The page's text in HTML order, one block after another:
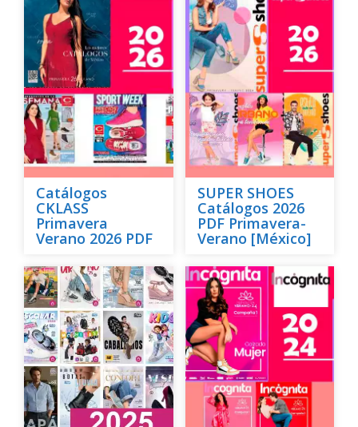
Catálogos
CKLASS
Primavera
Verano 2026 PDF
SUPER SHOES
Catálogos 2026
PDF Primavera-
Verano [México]